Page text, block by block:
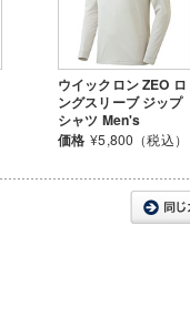
ウイックロン ZEO ロ
ングスリーブ ジップ
シャツ Men's
価格 ¥5,800（税込）